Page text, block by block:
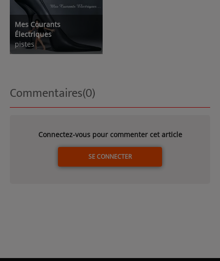
Mes Courants
Électriques
pistes
Commentaires(0)
Connectez-vous pour commenter cet article
SE CONNECTER